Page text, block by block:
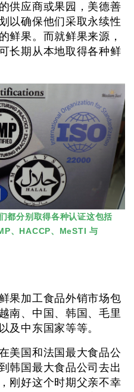
供应商或果园，美德善
以确保他们采取永续性
鲜果。而就鲜果来源，
长期从本地取得各种鲜
都分别取得各种认证这包括
、HACCP、MeSTI 与
果加工食品外销市场包
南、中国、韩国、毛里
及中东国家等等。
美国和法国最大食品公
韩国最大食品公司去出
刚好这个时期父亲不幸